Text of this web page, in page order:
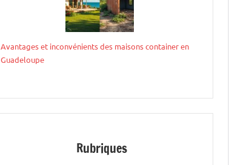
Avantages et inconvénients des maisons container en
Guadeloupe
Rubriques